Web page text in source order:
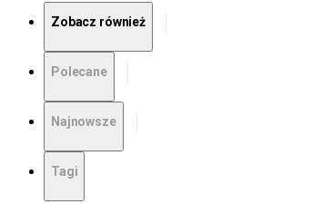
Zobacz również
Polecane
Najnowsze
Tagi